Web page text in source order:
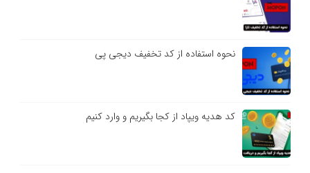
نحوه استفاده از کد تخفیف دیجی پی
کد هدیه ویپاد از کجا بگیریم و وارد کنیم